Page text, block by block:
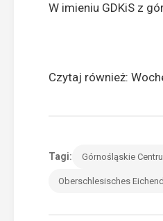
W imieniu GDKiS z
Czytaj również:
Tagi: Górnośląskie
Oberschlesisches